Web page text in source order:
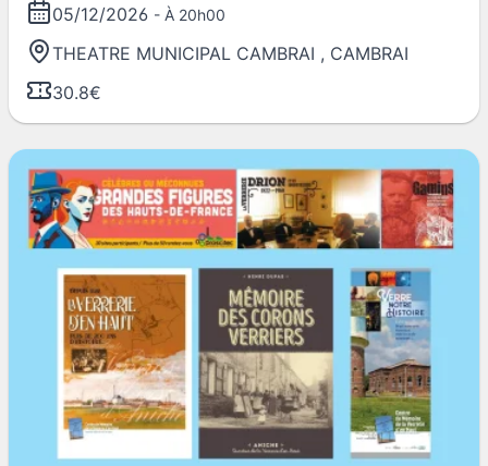
05/12/2026 - À 20h00
THEATRE MUNICIPAL CAMBRAI , CAMBRAI
30.8€